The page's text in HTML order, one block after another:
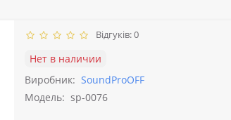
Відгуків: 0
Нет в наличии
Виробник: SoundProOFF
Модель: sp-0076